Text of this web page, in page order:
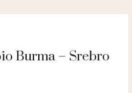
Burma – Srebro